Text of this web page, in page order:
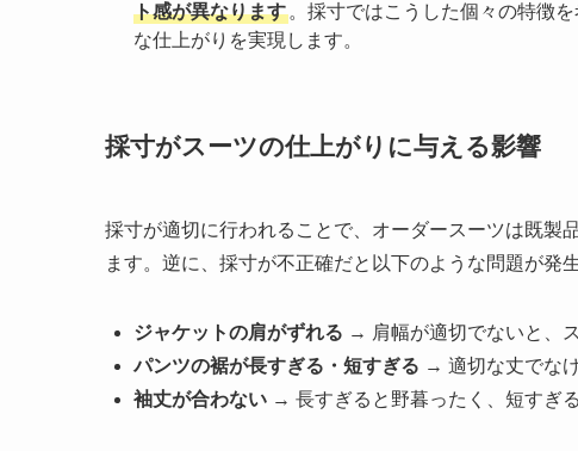
ト感が異なります 。採寸ではこうした個々の特徴
な仕上がりを実現します。
採寸がスーツの仕上がりに与える影響
採寸が適切に行われることで、オーダースーツは既製
ます。逆に、採寸が不正確だと以下のような問題が発
ジャケットの肩がずれる → 肩幅が適切でないと、
パンツの裾が長すぎる・短すぎる → 適切な丈でな
袖丈が合わない → 長すぎると野暮ったく、短すぎ